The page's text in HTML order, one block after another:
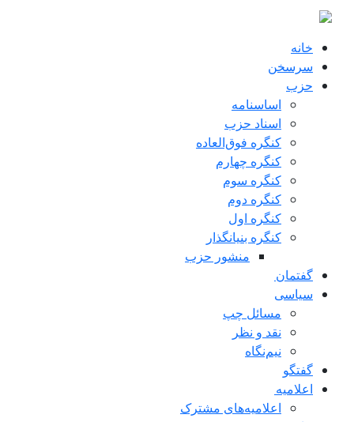
به محتوای اصلی
خانه
سرسخن
حزب
اساسنامه
اسناد حزب
کنگره فوق‌العاده
کنگره چهارم
کنگره سوم
کنگره دوم
کنگره اول
کنگره بنیانگذار
منشور حزب
گفتمان
سياسی
مسائل چپ
نقد و نظر
نیم‌نگاه
گفتگو
اعلاميه
اعلامیه‌های مشترک